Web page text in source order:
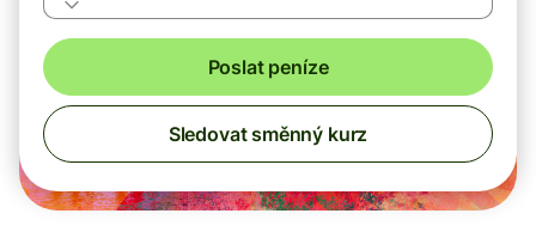
Poslat peníze
Sledovat směnný kurz